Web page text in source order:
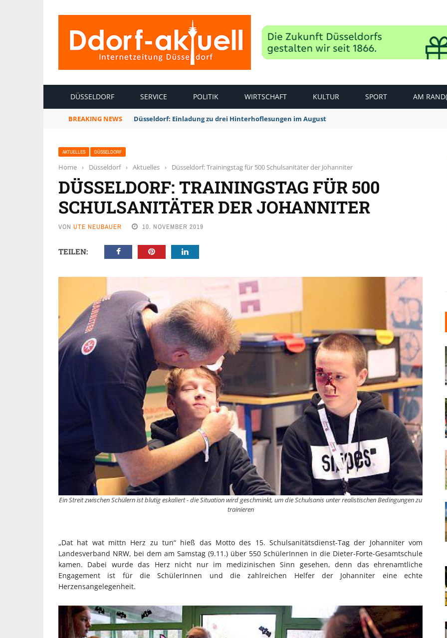
DÜSSELDORF SERVICE POLITIK WIRTSCHAFT KULTUR SPORT AM
BREAKING NEWS Düsseldorf: Einladung zu drei Hinterhoflesungen im August
AKTUELLES DÜSSELDORF
Home › Düsseldorf › Aktuelles › Düsseldorf: Trainingstag für 500 Schulsanitäter der Johanniter
DÜSSELDORF: TRAININGSTAG FÜR 500
SCHULSANITÄTER DER JOHANNITER
VON UTE NEUBAUER 10. NOVEMBER 2019
TEILEN:
Ein Streit zwischen Schülern ist blutig eskaliert - die Situation wird geschminkt, um die Schulsanis unter realistischen Bedingungen zu
trainieren
„Dat hat wat mittn Herz zu tun“ hieß das Motto des 15. Schulsanitätsdienst-Tag der Johanniter vom
Landesverband NRW, bei dem am Samstag (9.11.) über 550 SchülerInnen in die Dieter-Forte-Gesamtschule
kamen. Dabei wurde das Herz nicht nur im medizinischen Sinn gesehen, denn das ehrenamtliche
Engagement ist für die SchülerInnen und die zahlreichen Helfer der Johanniter eine echte
Herzensangelegenheit.